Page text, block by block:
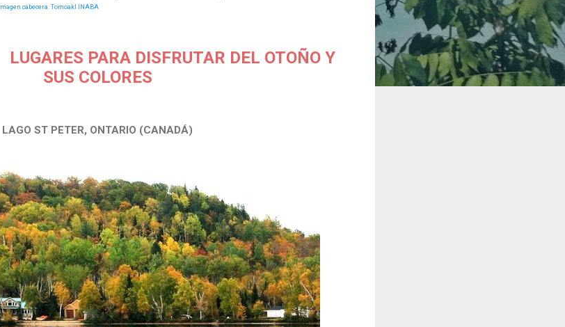
Imagen cabecera: Tomoakl INABA
LUGARES PARA DISFRUTAR DEL OTOÑO Y
SUS COLORES
LAGO ST PETER, ONTARIO (CANADÁ)